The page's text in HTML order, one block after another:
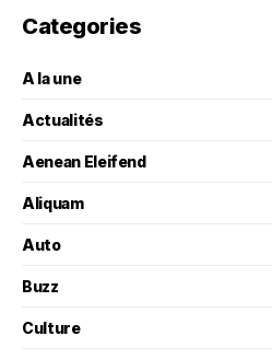
Categories
A la une
Actualités
Aenean Eleifend
Aliquam
Auto
Buzz
Culture